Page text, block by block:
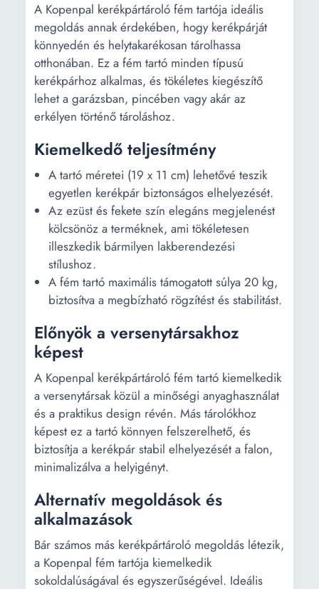
A Kopenpal kerékpártároló fém tartója ideális
megoldás annak érdekében, hogy kerékpárját
könnyedén és helytakarékosan tárolhassa
otthonában. Ez a fém tartó minden típusú
kerékpárhoz alkalmas, és tökéletes kiegészítő
lehet a garázsban, pincében vagy akár az
erkélyen történő tároláshoz.
Kiemelkedő teljesítmény
A tartó méretei (19 x 11 cm) lehetővé teszik
egyetlen kerékpár biztonságos elhelyezését.
Az ezüst és fekete szín elegáns megjelenést
kölcsönöz a terméknek, ami tökéletesen
illeszkedik bármilyen lakberendezési
stílushoz.
A fém tartó maximális támogatott súlya 20 kg,
biztosítva a megbízható rögzítést és stabilitást.
Előnyök a versenytársakhoz
képest
A Kopenpal kerékpártároló fém tartó kiemelkedik
a versenytársak közül a minőségi anyaghasználat
és a praktikus design révén. Más tárolókhoz
képest ez a tartó könnyen felszerelhető, és
biztosítja a kerékpár stabil elhelyezését a falon,
minimalizálva a helyigényt.
Alternatív megoldások és
alkalmazások
Bár számos más kerékpártároló megoldás létezik,
a Kopenpal fém tartója kiemelkedik
sokoldalúságával és egyszerűségével. Ideális